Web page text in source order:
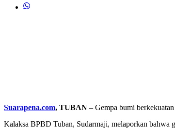
Suarapena.com, TUBAN – Gempa bumi
Kalaksa BPBD Tuban, Sudarmaji, melaporkan bahwa